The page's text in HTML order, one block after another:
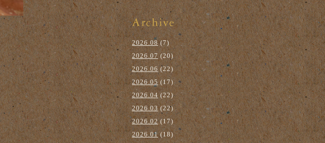
2026.08(7)
2026.07(20)
2026.06(22)
2026.05(17)
2026.04 (22)
2026.03(22)
2026.02(17)
2026.01(18)